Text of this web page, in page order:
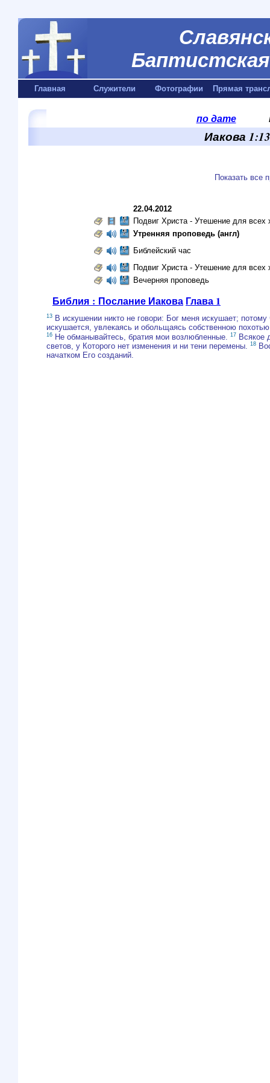
Главная Служители Фотографии Прямая
по дате
Иакова
Показать все
22.04.2012
Подвиг Христа - Утешение для всех
Утренняя проповедь (англ)
Библейский час
Подвиг Христа - Утешение для всех
Вечерняя проповедь
Библия : Послание Иакова Глава 1
13 В искушении никто не говори: Бог меня искушает;
искушается, увлекаясь и обольщаясь собственною
16 Не обманывайтесь, братия мои возлюбленные. 17 Всякое
светов, у Которого нет изменения и ни тени перемены. 18
начатком Его созданий.